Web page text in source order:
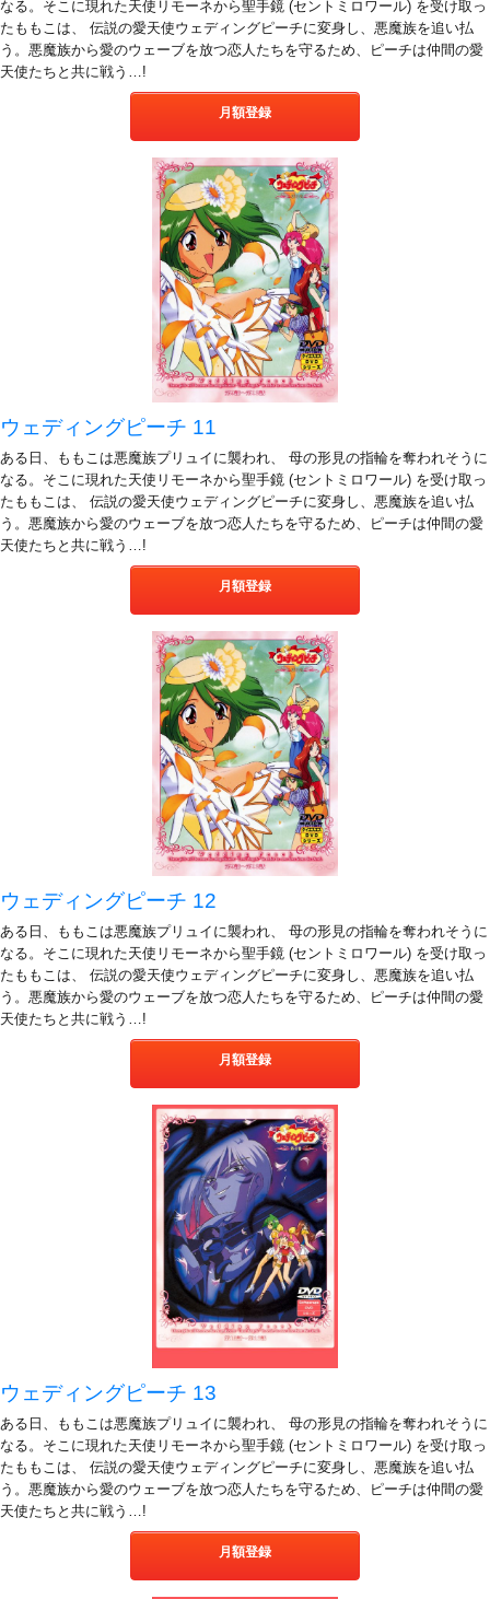
なる。そこに現れた天使リモーネから聖手鏡 (セントミロワール) を受け取っ
たももこは、 伝説の愛天使ウェディングピーチに変身し、悪魔族を追い払
う。悪魔族から愛のウェーブを放つ恋人たちを守るため、ピーチは仲間の愛
天使たちと共に戦う…!
月額登録
ウェディングピーチ 11
ある日、ももこは悪魔族プリュイに襲われ、 母の形見の指輪を奪われそうに
なる。そこに現れた天使リモーネから聖手鏡 (セントミロワール) を受け取っ
たももこは、 伝説の愛天使ウェディングピーチに変身し、悪魔族を追い払
う。悪魔族から愛のウェーブを放つ恋人たちを守るため、ピーチは仲間の愛
天使たちと共に戦う…!
月額登録
ウェディングピーチ 12
ある日、ももこは悪魔族プリュイに襲われ、 母の形見の指輪を奪われそうに
なる。そこに現れた天使リモーネから聖手鏡 (セントミロワール) を受け取っ
たももこは、 伝説の愛天使ウェディングピーチに変身し、悪魔族を追い払
う。悪魔族から愛のウェーブを放つ恋人たちを守るため、ピーチは仲間の愛
天使たちと共に戦う…!
月額登録
ウェディングピーチ 13
ある日、ももこは悪魔族プリュイに襲われ、 母の形見の指輪を奪われそうに
なる。そこに現れた天使リモーネから聖手鏡 (セントミロワール) を受け取っ
たももこは、 伝説の愛天使ウェディングピーチに変身し、悪魔族を追い払
う。悪魔族から愛のウェーブを放つ恋人たちを守るため、ピーチは仲間の愛
天使たちと共に戦う…!
月額登録